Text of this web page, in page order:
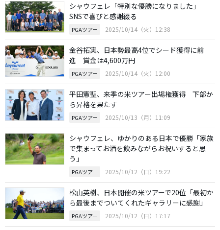
シャウフェレ「特別な優勝になりました」
SNSで喜びと感謝綴る
PGAツアー 2025/10/14（火）12:38
金谷拓実、日本勢最高4位でシード獲得に前
進 賞金は4,600万円
PGAツアー 2025/10/14（火）12:00
平田憲聖、来季の米ツアー出場権獲得 下部か
ら昇格を果たす
PGAツアー 2025/10/13（月）11:09
シャウフェレ、ゆかりのある日本で優勝「家族
で集まってお酒を飲みながらお祝いすると思
う」
PGAツアー 2025/10/12（日）19:22
松山英樹、日本開催の米ツアーで20位「最初か
ら最後までついてくれたギャラリーに感謝」
PGAツアー 2025/10/12（日）17:17